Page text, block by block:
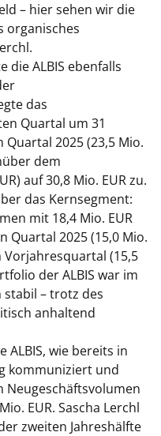
– hier sehen wir die
organisches
die ALBIS ebenfalls
das
Quartal um 31
2025 (23,5 Mio.
dem
auf 30,8 Mio. EUR zu.
das Kernsegment:
mit 18,4 Mio. EUR
Quartal 2025 (15,0 Mio.
Vorjahresquartal (15,5
der ALBIS war im
– trotz des
anhaltend
ALBIS, wie bereits in
kommuniziert und
EUR. Sascha Lerchl
zweiten Jahreshälfte